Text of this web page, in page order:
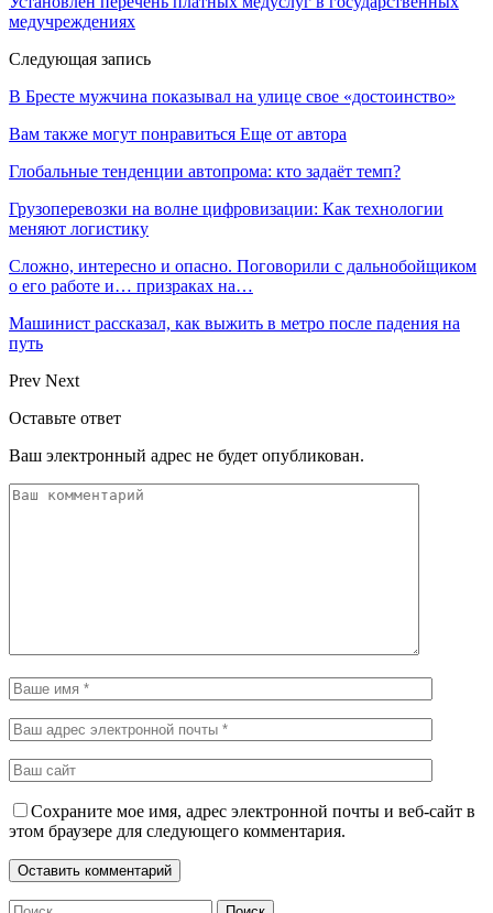
медучреждениях
Следующая запись
В Бресте мужчина показывал на улице свое «достоинство»
Вам также могут понравиться Еще от автора
Глобальные тенденции автопрома: кто задаёт темп?
Грузоперевозки на волне цифровизации: Как технологии
меняют логистику
Сложно, интересно и опасно. Поговорили с дальнобойщиком
о его работе и… призраках на…
Машинист рассказал, как выжить в метро после падения на
путь
Prev Next
Оставьте ответ
Ваш электронный адрес не будет опубликован.
Сохраните мое имя, адрес электронной почты и веб-сайт в
этом браузере для следующего комментария.